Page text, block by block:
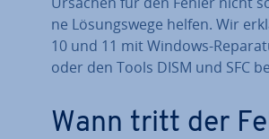
ne Lö­sungs­we­ge helfen. Wir
10 und 11 mit Windows-
oder den Tools DISM und SFC
Wann tritt der